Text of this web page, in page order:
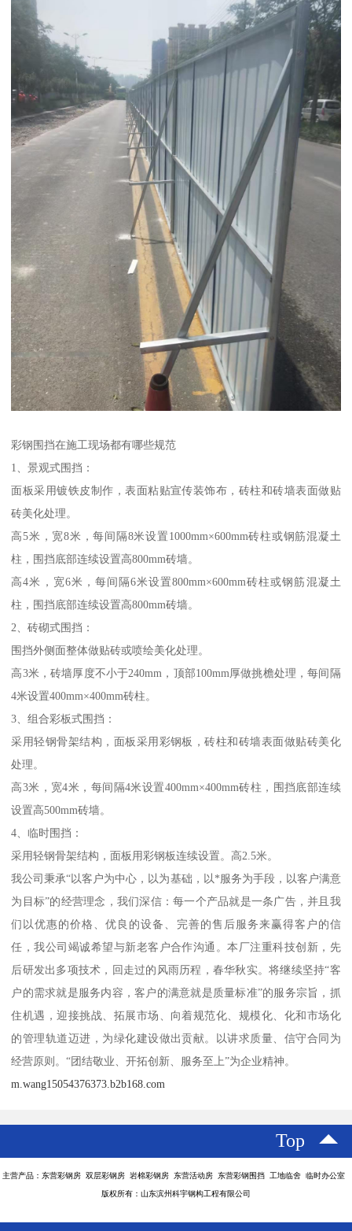
彩钢围挡在施工现场都有哪些规范
1、景观式围挡：
面板采用镀铁皮制作，表面粘贴宣传装饰布，砖柱和砖墙表面做贴
砖美化处理。
高5米，宽8米，每间隔8米设置1000mm×600mm砖柱或钢筋混凝土
柱，围挡底部连续设置高800mm砖墙。
高4米，宽6米，每间隔6米设置800mm×600mm砖柱或钢筋混凝土
柱，围挡底部连续设置高800mm砖墙。
2、砖砌式围挡：
围挡外侧面整体做贴砖或喷绘美化处理。
高3米，砖墙厚度不小于240mm，顶部100mm厚做挑檐处理，每间隔
4米设置400mm×400mm砖柱。
3、组合彩板式围挡：
采用轻钢骨架结构，面板采用彩钢板，砖柱和砖墙表面做贴砖美化
处理。
高3米，宽4米，每间隔4米设置400mm×400mm砖柱，围挡底部连续
设置高500mm砖墙。
4、临时围挡：
采用轻钢骨架结构，面板用彩钢板连续设置。高2.5米。
我公司秉承“以客户为中心，以为基础，以*服务为手段，以客户满意
为目标”的经营理念，我们深信：每一个产品就是一条广告，并且我
们以优惠的价格、优良的设备、完善的售后服务来赢得客户的信
任，我公司竭诚希望与新老客户合作沟通。本厂注重科技创新，先
后研发出多项技术，回走过的风雨历程，春华秋实。将继续坚持“客
户的需求就是服务内容，客户的满意就是质量标准”的服务宗旨，抓
住机遇，迎接挑战、拓展市场、向着规范化、规模化、化和市场化
的管理轨道迈进，为绿化建设做出贡献。以讲求质量、信守合同为
经营原则。“团结敬业、开拓创新、服务至上”为企业精神。
m.wang15054376373.b2b168.com
Top
主营产品：东营彩钢房 双层彩钢房 岩棉彩钢房 东营活动房 东营彩钢围挡 工地临舍 临时办公室
版权所有：山东滨州科宇钢构工程有限公司